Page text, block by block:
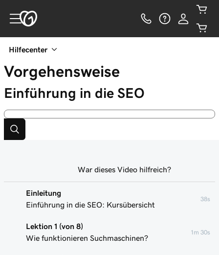
Hilfecenter
Vorgehensweise
Einführung in die SEO
Einleitung
Einführung in die SEO: Kursübersicht
38s
Lektion 1 (von 8)
Wie funktionieren Suchmaschinen?
1m 30s
War dieses Video hilfreich?